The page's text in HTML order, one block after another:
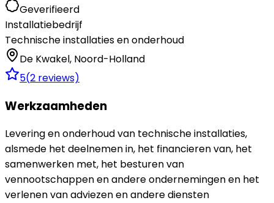
Geverifieerd
Installatiebedrijf
Technische installaties en onderhoud
De Kwakel, Noord-Holland
5(2 reviews)
Werkzaamheden
Levering en onderhoud van technische installaties,
alsmede het deelnemen in, het financieren van, het
samenwerken met, het besturen van
vennootschappen en andere ondernemingen en het
verlenen van adviezen en andere diensten